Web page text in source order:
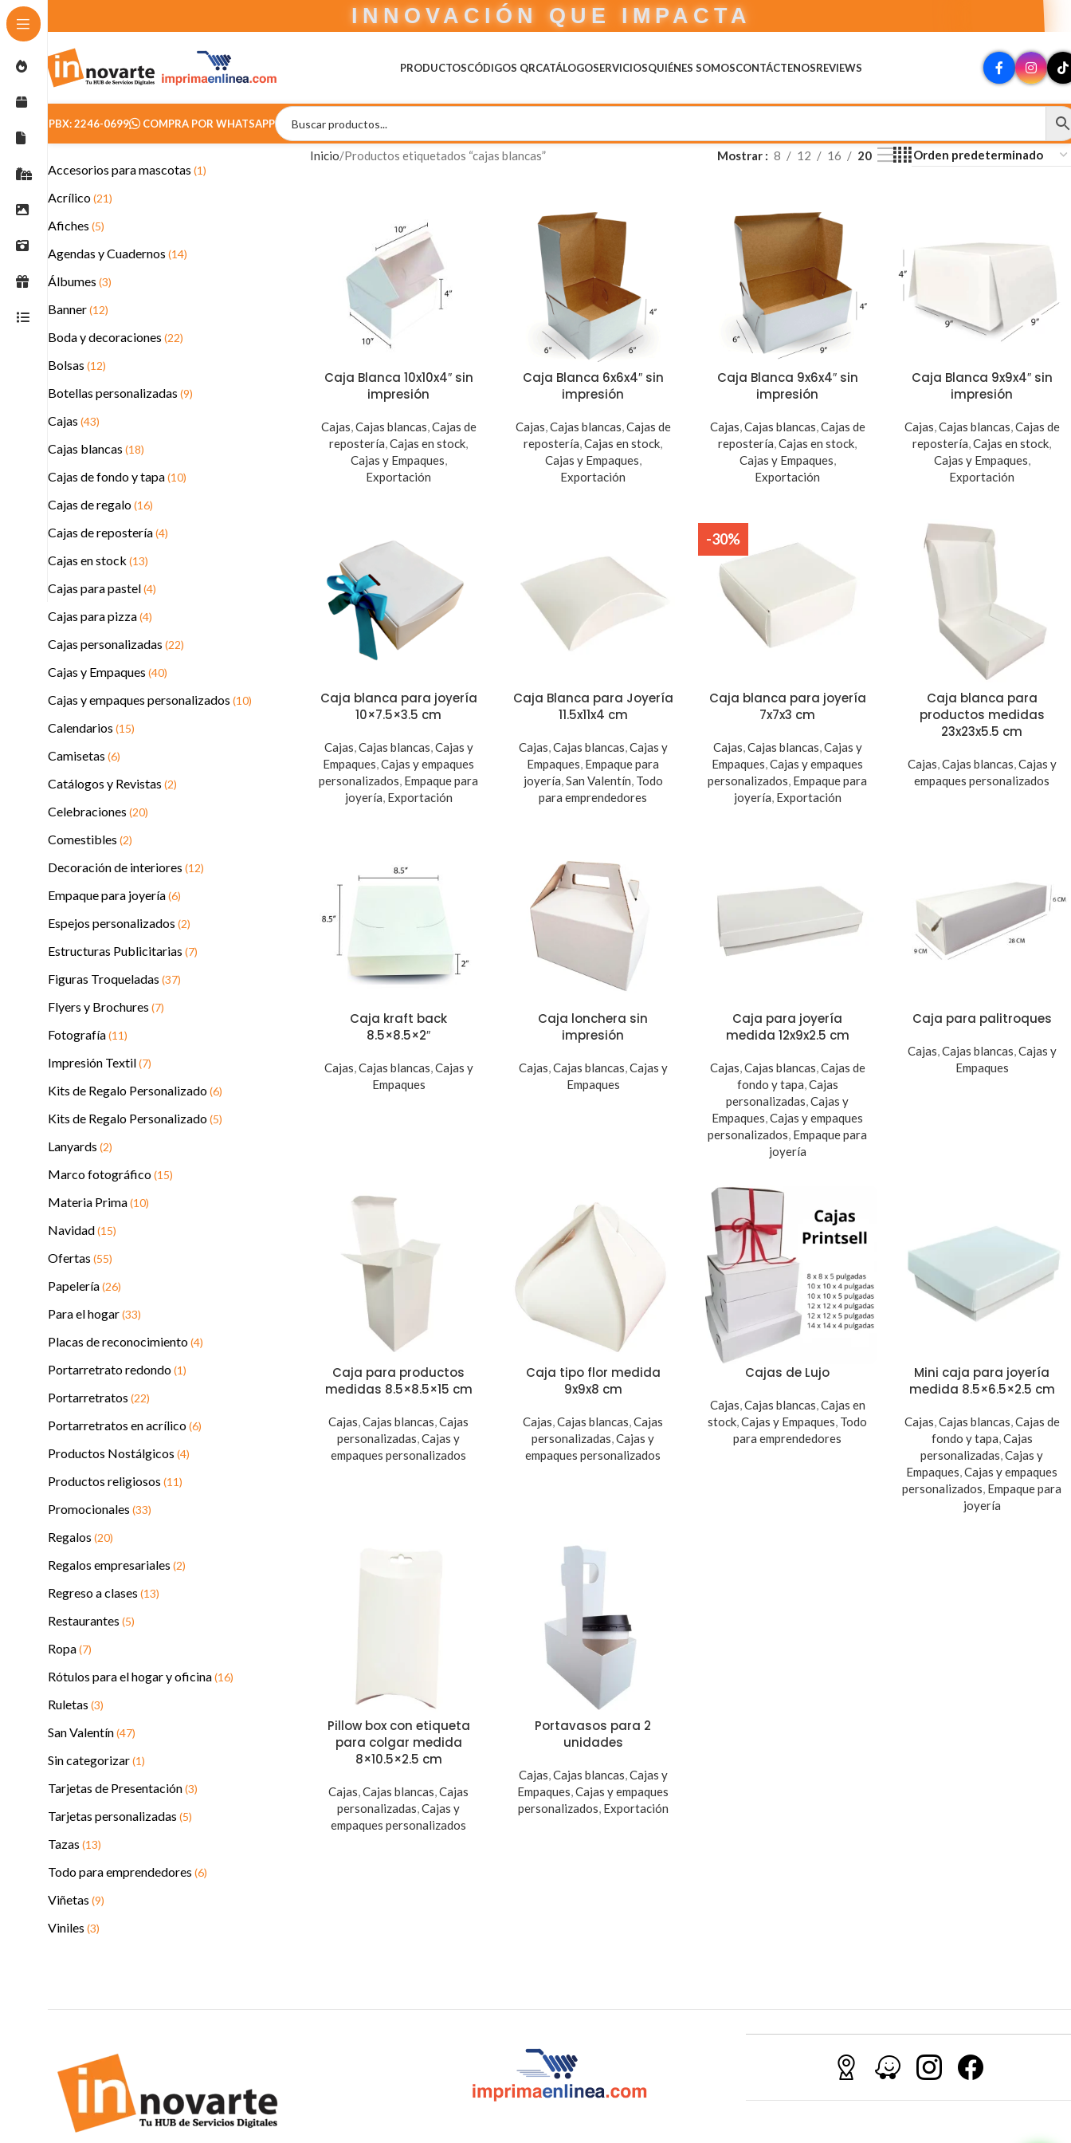
INNOVACIÓN QUE IMPACTA
PRODUCTOSCÓDIGOS QRCATÁLOGOSERVICIOSQUIÉNES SOMOSCONTÁCTENOSREVIEWS
PBX: 2246-0699 COMPRA POR WHATSAPP
Accesorios para mascotas (1)
Acrílico(21)
Afiches (5)
Agendas y Cuadernos (14)
Álbumes (3)
Banner(12)
Boda y decoraciones (22)
Bolsas (12)
Botellas personalizadas (9)
Cajas (43)
Cajas blancas (18)
Cajas de fondo y tapa(10)
Cajas de regalo(16)
Cajas de repostería(4)
Cajas en stock (13)
Cajas para pastel(4)
Cajas para pizza(4)
Cajas personalizadas (22)
Cajas y Empaques (40)
Cajas y empaques personalizados (10)
Calendarios (15)
Camisetas (6)
Catálogos y Revistas (2)
Celebraciones (20)
Comestibles (2)
Decoración de interiores (12)
Empaque para joyería(6)
Espejos personalizados (2)
Estructuras Publicitarias (7)
Figuras Troqueladas (37)
Flyers y Brochures (7)
Fotografía(11)
Impresión Textil(7)
Kits de Regalo Personalizado(6)
Kits de Regalo Personalizado(5)
Lanyards (2)
Marco fotográfico(15)
Materia Prima(10)
Navidad(15)
Ofertas (55)
Papelería(26)
Para el hogar(33)
Placas de reconocimiento(4)
Portarretrato redondo(1)
Portarretratos (22)
Portarretratos en acrílico(6)
Productos Nostálgicos (4)
Productos religiosos (11)
Promocionales (33)
Regalos (20)
Regalos empresariales (2)
Regreso a clases (13)
Restaurantes (5)
Ropa(7)
Rótulos para el hogar y oficina(16)
Ruletas (3)
San Valentín(47)
Sin categorizar(1)
Tarjetas de Presentación(3)
Tarjetas personalizadas (5)
Tazas (13)
Todo para emprendedores (6)
Viñetas (9)
Viniles (3)
Inicio Productos etiquetados “cajas blancas” Mostrar 8 12 16 20
Caja Blanca 10x10x4″ sin
impresión
Cajas,Cajas blancas,Cajas de
repostería,Cajas en stock,
Cajas y Empaques,
Exportación
Caja Blanca 6x6x4″ sin
impresión
Cajas,Cajas blancas,Cajas de
repostería,Cajas en stock,
Cajas y Empaques,
Exportación
Caja Blanca 9x6x4″ sin
impresión
Cajas,Cajas blancas,Cajas de
repostería,Cajas en stock,
Cajas y Empaques,
Exportación
Caja Blanca 9x9x4″ sin
impresión
Cajas,Cajas blancas,Cajas de
repostería,Cajas en stock,
Cajas y Empaques,
Exportación
Caja blanca para joyería
10×7.5×3.5 cm
Cajas,Cajas blancas,Cajas y
Empaques,Cajas y empaques
personalizados, Empaque para
joyería, Exportación
Caja Blanca para Joyería
11.5x11x4 cm
Cajas,Cajas blancas,Cajas y
Empaques, Empaque para
joyería,San Valentín, Todo
para emprendedores
-30%
Caja blanca para joyería
7x7x3 cm
Cajas,Cajas blancas,Cajas y
Empaques,Cajas y empaques
personalizados, Empaque para
joyería, Exportación
Caja blanca para
productos medidas
23x23x5.5 cm
Cajas,Cajas blancas,Cajas y
empaques personalizados
Caja kraft back
8.5×8.5×2″
Cajas,Cajas blancas,Cajas y
Empaques
Caja lonchera sin
impresión
Cajas,Cajas blancas,Cajas y
Empaques
Caja para joyería
medida 12x9x2.5 cm
Cajas,Cajas blancas,Cajas de
fondo y tapa,Cajas
personalizadas,Cajas y
Empaques,Cajas y empaques
personalizados, Empaque para
joyería
Caja para palitroques
Cajas,Cajas blancas,Cajas y
Empaques
Caja para productos
medidas 8.5×8.5×15 cm
Cajas ,Cajas blancas ,Cajas
personalizadas ,Cajas y
empaques personalizados
Caja tipo flor medida
9x9x8 cm
Cajas ,Cajas blancas ,Cajas
personalizadas ,Cajas y
empaques personalizados
Cajas de Lujo
Cajas Cajas blancas Cajas en
stock ,Cajas y Empaques Todo
para emprendedores
Mini caja para joyería
medida 8.5×6.5×2.5 cm
Cajas Cajas blancas Cajas de
fondo y tapa Cajas
personalizadas ,Cajas y
Empaques ,Cajas y empaques
personalizados Empaque para
joyería
Pillow box con etiqueta
para colgar medida
8×10.5×2.5 cm
Cajas,Cajas blancas,Cajas
personalizadas,Cajas y
empaques personalizados
Portavasos para 2
unidades
Cajas,Cajas blancas,Cajas y
Empaques,Cajas y empaques
personalizados, Exportación